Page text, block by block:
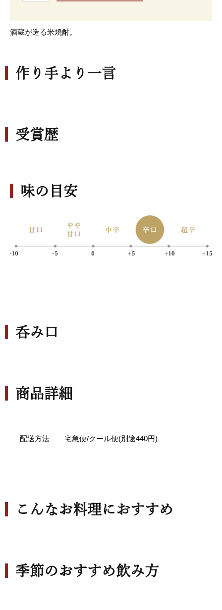
酒蔵が造る米焼酎。
作り手より一言
受賞歴
味の目安
呑み口
商品詳細
配送方法 宅急便/クール便(別途440円)
こんなお料理におすすめ
季節のおすすめ飲み方